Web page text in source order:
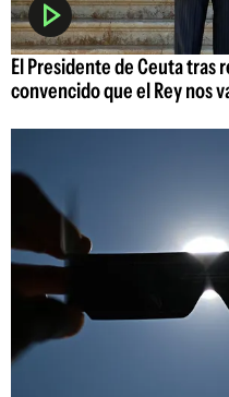
El Presidente de Ceuta tras
convencido que el Rey nos